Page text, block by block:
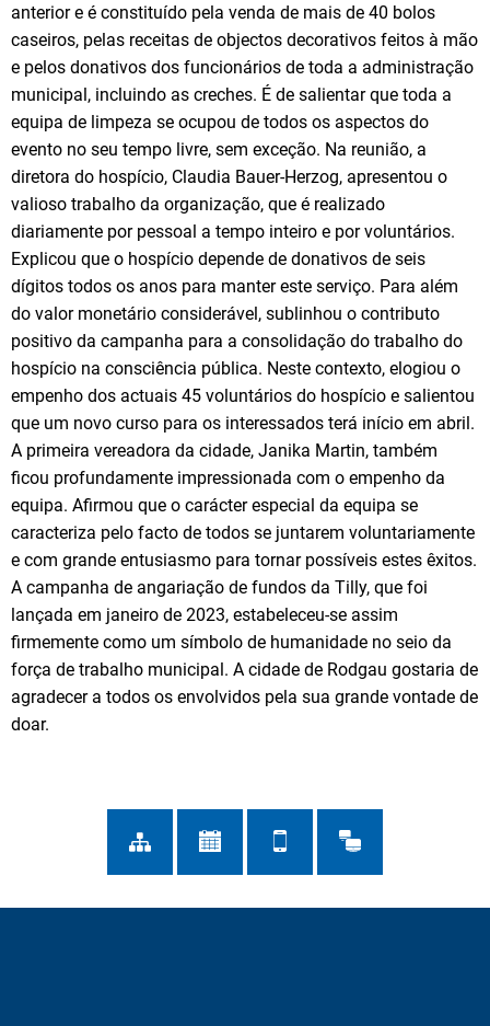
anterior e é constituído pela venda de mais de 40 bolos
caseiros, pelas receitas de objectos decorativos feitos à mão
e pelos donativos dos funcionários de toda a administração
municipal, incluindo as creches. É de salientar que toda a
equipa de limpeza se ocupou de todos os aspectos do
evento no seu tempo livre, sem exceção. Na reunião, a
diretora do hospício, Claudia Bauer-Herzog, apresentou o
valioso trabalho da organização, que é realizado
diariamente por pessoal a tempo inteiro e por voluntários.
Explicou que o hospício depende de donativos de seis
dígitos todos os anos para manter este serviço. Para além
do valor monetário considerável, sublinhou o contributo
positivo da campanha para a consolidação do trabalho do
hospício na consciência pública. Neste contexto, elogiou o
empenho dos actuais 45 voluntários do hospício e salientou
que um novo curso para os interessados terá início em abril.
A primeira vereadora da cidade, Janika Martin, também
ficou profundamente impressionada com o empenho da
equipa. Afirmou que o carácter especial da equipa se
caracteriza pelo facto de todos se juntarem voluntariamente
e com grande entusiasmo para tornar possíveis estes êxitos.
A campanha de angariação de fundos da Tilly, que foi
lançada em janeiro de 2023, estabeleceu-se assim
firmemente como um símbolo de humanidade no seio da
força de trabalho municipal. A cidade de Rodgau gostaria de
agradecer a todos os envolvidos pela sua grande vontade de
doar.